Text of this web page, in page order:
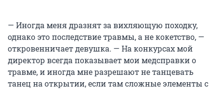
— Иногда меня дразнят за вихляющую походку,
однако это последствие травмы, а не кокетство, —
откровенничает девушка. — На конкурсах мой
директор всегда показывает мои медсправки о
травме, и иногда мне разрешают не танцевать
танец на открытии, если там сложные элементы с